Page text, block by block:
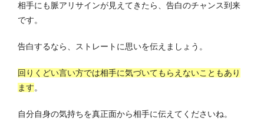
相手にも脈アリサインが見えてきたら、告白のチャンス到来
です。
告白するなら、ストレートに思いを伝えましょう。
回りくどい言い方では相手に気づいてもらえないこともあり
ます。
自分自身の気持ちを真正面から相手に伝えてくださいね。